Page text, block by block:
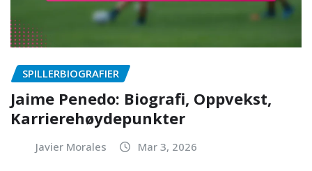
SPILLERBIOGRAFIER
Jaime Penedo: Biografi, Oppvekst,
Karrierehøydepunkter
Javier Morales Mar 3, 2026